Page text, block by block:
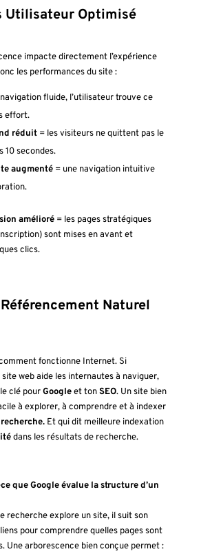
Utilisateur Optimisé
impacte directement l’expérience
les performances du site :
fluide, l’utilisateur trouve ce
effort.
réduit= les visiteurs ne quittent pas le
10 secondes.
augmenté= une navigation intuitive
amélioré= les pages stratégiques
sont mises en avant et
clics.
Naturel
fonctionne Internet. Si
site web aide les internautes à naviguer,
clé pourGoogleet tonSEO. Un site bien
à explorer, à comprendre et à indexer
Et qui dit meilleure indexation
dans les résultats de recherche.
que Google évalue la structure d’un
recherche explore un site, il suit son
pour comprendre quelles pages sont
Une arborescence bien conçue permet :